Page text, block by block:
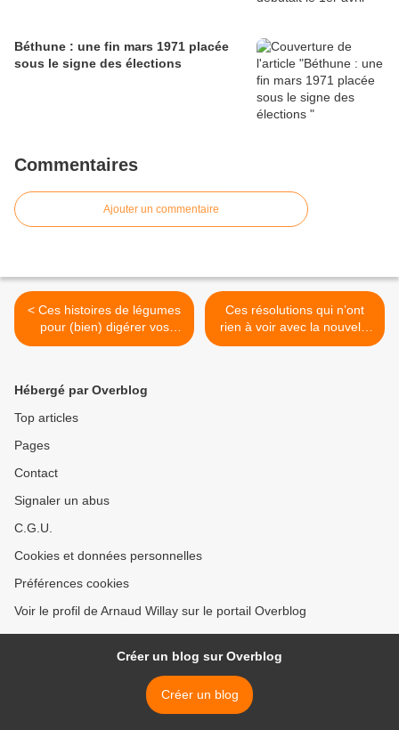
Béthune : une fin mars 1971 placée
sous le signe des élections
Commentaires
Ajouter un commentaire
< Ces histoires de légumes
pour (bien) digérer vos
fêtes de fin d’année
Ces résolutions qui n’ont
rien à voir avec la nouvelle
année >
Hébergé par Overblog
Top articles
Pages
Contact
Signaler un abus
C.G.U.
Cookies et données personnelles
Préférences cookies
Voir le profil de Arnaud Willay sur le portail Overblog
Créer un blog sur Overblog
Créer un blog